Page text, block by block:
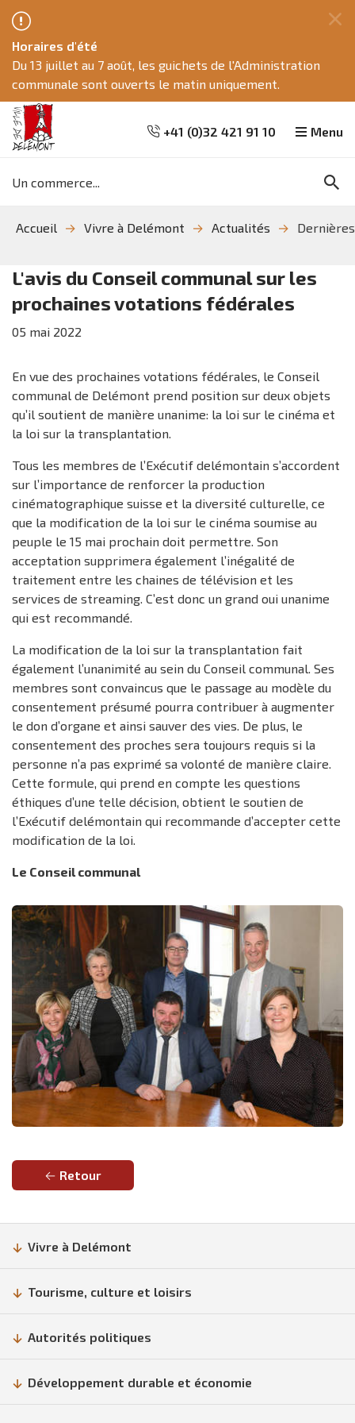
recherche
navigation
Horaires d'été
Du 13 juillet au 7 août, les guichets de l'Administration
communale sont ouverts le matin uniquement.
+41 (0)32 421 91 10
clés
Menu
Accueil Vivre à Delémont Actualités
L'avis du Conseil communal sur les
prochaines votations fédérales
05 mai 2022
En vue des prochaines votations fédérales, le Conseil
communal de Delémont prend position sur deux objets
qu’il soutient de manière unanime: la loi sur le cinéma et
la loi sur la transplantation.
Tous les membres de l’Exécutif delémontain s’accordent
sur l’importance de renforcer la production
cinématographique suisse et la diversité culturelle, ce
que la modification de la loi sur le cinéma soumise au
peuple le 15 mai prochain doit permettre. Son
acceptation supprimera également l’inégalité de
traitement entre les chaines de télévision et les
services de streaming. C’est donc un grand oui unanime
qui est recommandé.
La modification de la loi sur la transplantation fait
également l’unanimité au sein du Conseil communal. Ses
membres sont convaincus que le passage au modèle du
consentement présumé pourra contribuer à augmenter
le don d’organe et ainsi sauver des vies. De plus, le
consentement des proches sera toujours requis si la
personne n’a pas exprimé sa volonté de manière claire.
Cette formule, qui prend en compte les questions
éthiques d’une telle décision, obtient le soutien de
l’Exécutif delémontain qui recommande d’accepter cette
modification de la loi.
Le Conseil communal
Retour
Vivre à Delémont
Tourisme, culture et loisirs
Autorités politiques
Développement durable et économie